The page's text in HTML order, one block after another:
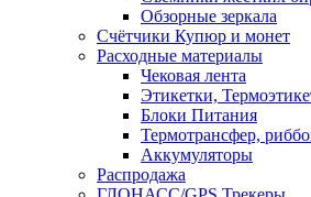
Обзорные зеркала
Счётчики Купюр и монет
Расходные материалы
Чековая лента
Этикетки,
Блоки Питания
Термотрансфер,
Аккумуляторы
Распродажа